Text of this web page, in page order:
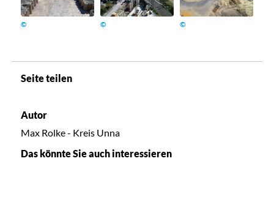
© © ©
Seite teilen
Autor
Max Rolke - Kreis Unna
Das könnte Sie auch interessieren